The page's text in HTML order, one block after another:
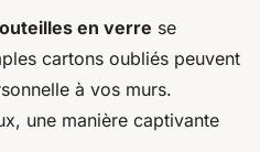
en verre se
cartons oubliés peuvent
à vos murs.
une manière captivante